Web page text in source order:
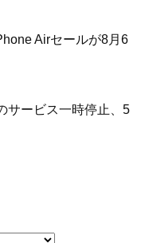
Airセールが8月6
サービス一時停止、5